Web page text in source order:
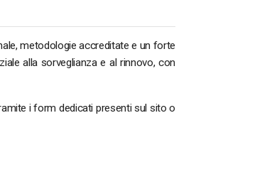
metodologie accreditate e un forte
alla sorveglianza e al rinnovo, con
i form dedicati presenti sul sito o